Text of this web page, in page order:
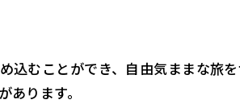
込むことができ、自由気ままな旅
ります。